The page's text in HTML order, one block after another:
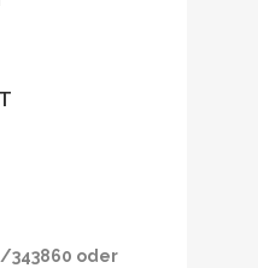
343860 oder